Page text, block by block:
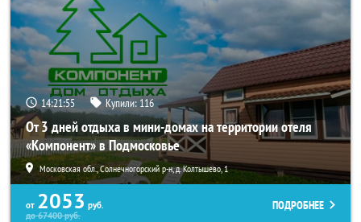
14:21:54 Купили: 116
От 3 дней отдыха в мини-домах на территории отеля
«Компонент» в Подмосковье
Московская обл., Солнечногорский р-н, д. Колтышево, 1
от 2053 руб.
до67400руб.
ПОДРОБНЕЕ